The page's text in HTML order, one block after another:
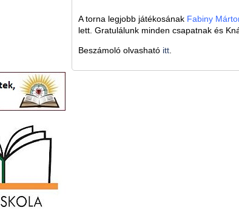
A torna legjobb játékosának Fabiny
lett. Gratulálunk minden csapatnak és
Beszámoló olvasható itt